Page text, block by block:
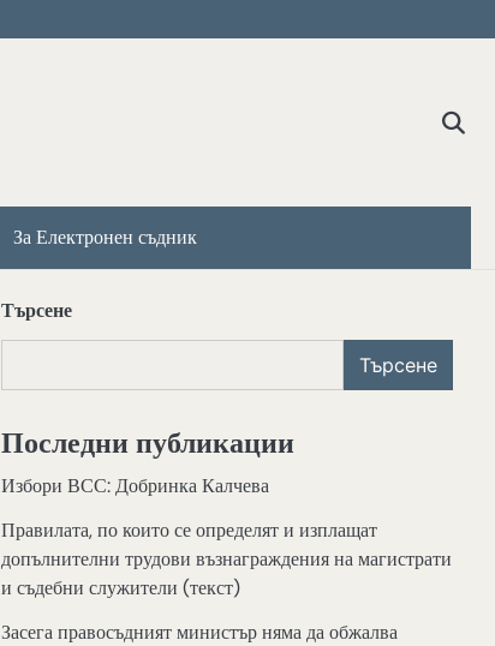
За Електронен съдник
Търсене
Търсене
Последни публикации
Избори ВСС: Добринка Калчева
Правилата, по които се определят и изплащат
допълнителни трудови възнаграждения на магистрати
и съдебни служители (текст)
Засега правосъдният министър няма да обжалва